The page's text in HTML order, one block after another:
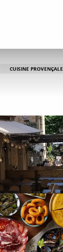
CUISINE PROVENÇALE